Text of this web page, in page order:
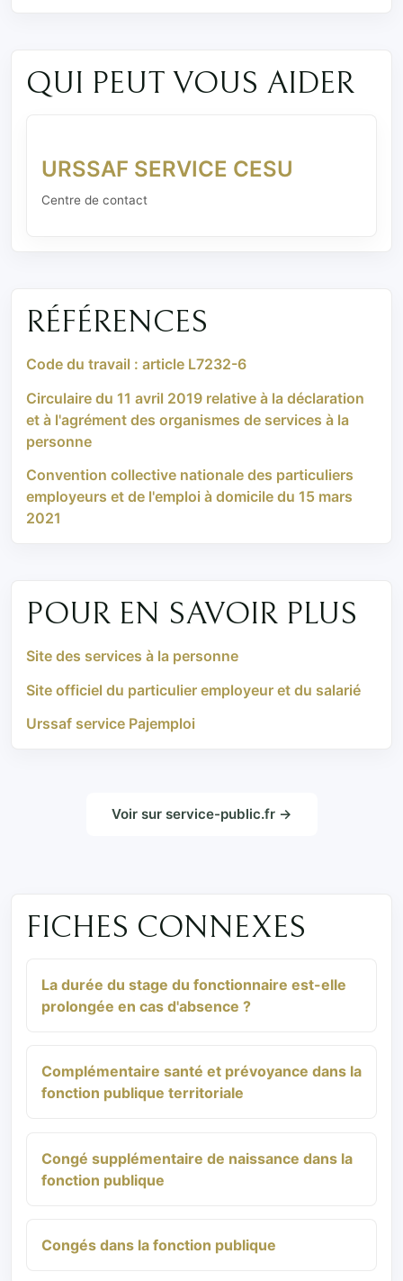
QUI PEUT VOUS AIDER
URSSAF SERVICE CESU
Centre de contact
RÉFÉRENCES
Code du travail : article L7232-6
Circulaire du 11 avril 2019 relative à la déclaration
et à l'agrément des organismes de services à la
personne
Convention collective nationale des particuliers
employeurs et de l'emploi à domicile du 15 mars
2021
POUR EN SAVOIR PLUS
Site des services à la personne
Site officiel du particulier employeur et du salarié
Urssaf service Pajemploi
Voir sur service-public.fr →
FICHES CONNEXES
La durée du stage du fonctionnaire est-elle
prolongée en cas d'absence ?
Complémentaire santé et prévoyance dans la
fonction publique territoriale
Congé supplémentaire de naissance dans la
fonction publique
Congés dans la fonction publique